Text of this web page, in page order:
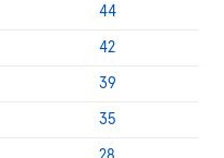
44
42
39
35